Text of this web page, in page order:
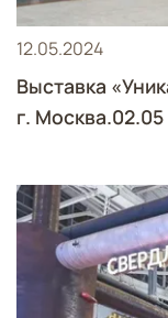
12.05.2024
Выставка
г. Москва.02.05